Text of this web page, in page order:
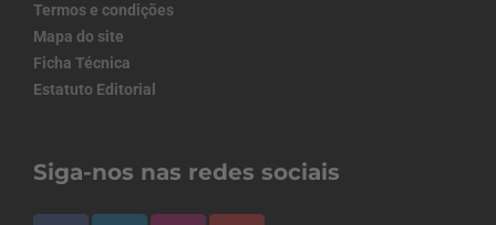
Termos e condições
Mapa do site
Ficha Técnica
Estatuto Editorial
Siga-nos nas redes sociais